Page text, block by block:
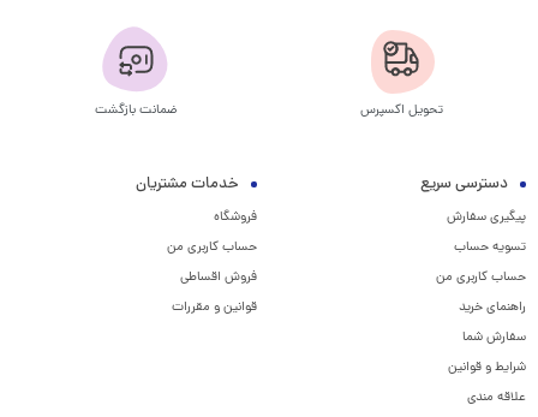
تحویل اکسپرس ضمانت بازگشت
دسترسی سریع
پیگیری سفارش
تسویه حساب
حساب کاربری من
راهنمای خرید
سفارش شما
شرایط و قوانین
علاقه مندی
خدمات مشتریان
فروشگاه
حساب کاربری من
فروش اقساطی
قوانین و مقررات